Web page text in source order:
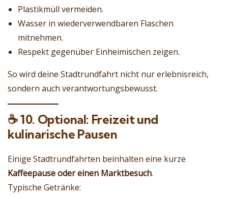
Plastikmüll vermeiden.
Wasser in wiederverwendbaren Flaschen
mitnehmen.
Respekt gegenüber Einheimischen zeigen.
So wird deine Stadtrundfahrt nicht nur erlebnisreich,
sondern auch verantwortungsbewusst.
☕10. Optional: Freizeit und
kulinarische Pausen
Einige Stadtrundfahrten beinhalten eine kurze
Kaffeepause oder einen Marktbesuch.
Typische Getränke: